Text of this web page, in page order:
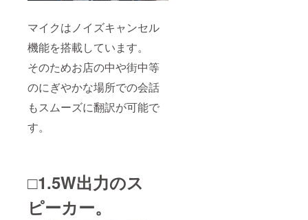
マイクはノイズキャンセル
機能を搭載しています。
そのためお店の中や街中等
のにぎやかな場所での会話
もスムーズに翻訳が可能で
す。
□1.5W出力のス
ピーカー。